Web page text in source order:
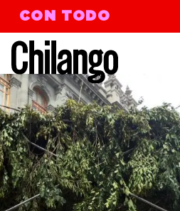
CON TODO